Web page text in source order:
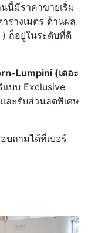
นี้มีราคาขายเริ่ม
รางเมตร ด้านผล
ก็อยู่ในระดับที่ดี
Lumpini (เดอะ
บบ Exclusive
ละรับส่วนลดพิเศษ
บถามได้ที่เบอร์